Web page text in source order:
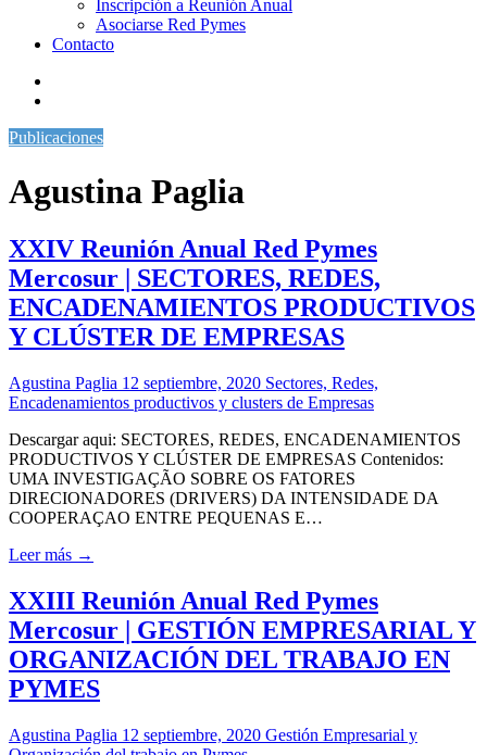
Inscripción a Reunión Anual
Asociarse Red Pymes
Contacto
Publicaciones
Agustina Paglia
XXIV Reunión Anual Red Pymes
Mercosur | SECTORES, REDES,
ENCADENAMIENTOS PRODUCTIVOS
Y CLÚSTER DE EMPRESAS
Agustina Paglia 12 septiembre, 2020 Sectores, Redes,
Encadenamientos productivos y clusters de Empresas
Descargar aqui: SECTORES, REDES, ENCADENAMIENTOS
PRODUCTIVOS Y CLÚSTER DE EMPRESAS Contenidos:
UMA INVESTIGAÇÃO SOBRE OS FATORES
DIRECIONADORES (DRIVERS) DA INTENSIDADE DA
COOPERAÇAO ENTRE PEQUENAS E…
Leer más →
XXIII Reunión Anual Red Pymes
Mercosur | GESTIÓN EMPRESARIAL Y
ORGANIZACIÓN DEL TRABAJO EN
PYMES
Agustina Paglia 12 septiembre, 2020 Gestión Empresarial y